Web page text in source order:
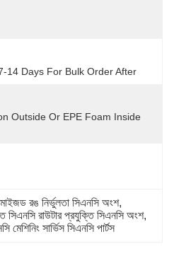
14 Days For Bulk Order After
Outside Or EPE Foam Inside
রঙ নির্ভুলতা সিএনসি অংশ,
সিএনসি রাউটার প্রযুক্তি সিএনসি অংশ,
মেশিনিং সার্ভিস সিএনসি পার্টস